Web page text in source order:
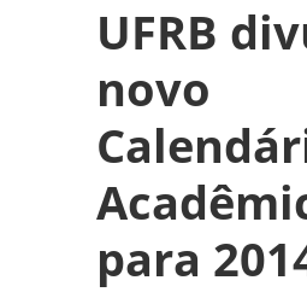
UFRB
novo
para